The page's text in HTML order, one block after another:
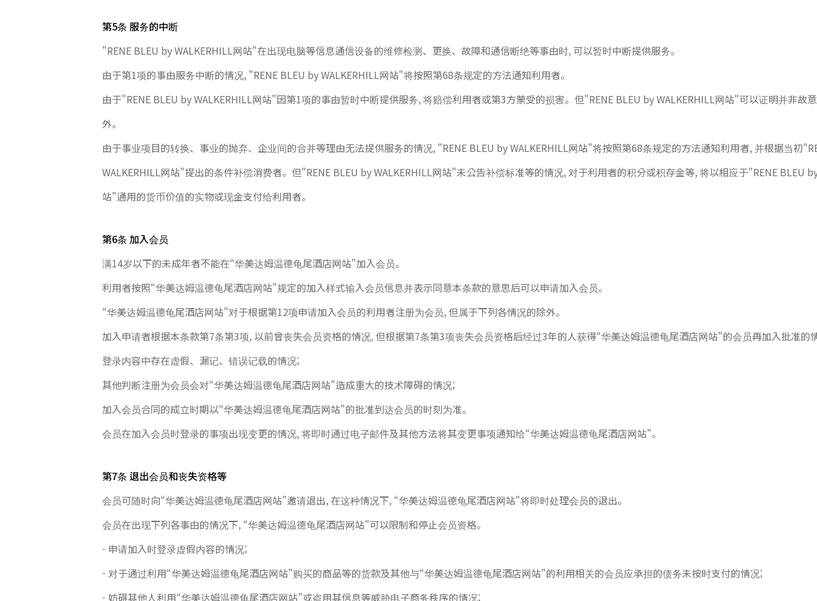
第5条 服务的中断
"RENE BLEU by WALKERHILL网站"在出现电脑等信息通信设备的维修检测、更换、故障和通信断绝等事由时, 可以暂时中断提供服务。
由于第1项的事由服务中断的情况, "RENE BLEU by WALKERHILL网站"将按照第68条规定的方法通知利用者。
由于"RENE BLEU by WALKERHILL网站"因第1项的事由暂时中断提供服务, 将赔偿利用者或第3方蒙受的损害。但"RENE BLEU by WALKERHILL网站"可以证明并非故
外。
由于事业项目的转换、事业的抛弃、企业间的合并等理由无法提供服务的情况, "RENE BLEU by WALKERHILL网站"将按照第68条规定的方法通知利用者, 并根据当初
WALKERHILL网站"提出的条件补偿消费者。但"RENE BLEU by WALKERHILL网站"未公告补偿标准等的情况, 对于利用者的积分或积存金等, 将以相应于"RENE BLEU
站"通用的货币价值的实物或现金支付给利用者。
第6条 加入会员
满14岁以下的未成年者不能在“华美达姆温德龟尾酒店网站"加入会员。
利用者按照“华美达姆温德龟尾酒店网站"规定的加入样式输入会员信息并表示同意本条款的意思后可以申请加入会员。
“华美达姆温德龟尾酒店网站"对于根据第12项申请加入会员的利用者注册为会员, 但属于下列各情况的除外。
加入申请者根据本条款第7条第3项, 以前曾丧失会员资格的情况, 但根据第7条第3项丧失会员资格后经过3年的人获得“华美达姆温德龟尾酒店网站"的会员再加入批准的
登录内容中存在虚假、漏记、错误记载的情况;
其他判断注册为会员会对“华美达姆温德龟尾酒店网站"造成重大的技术障碍的情况;
加入会员合同的成立时期以“华美达姆温德龟尾酒店网站"的批准到达会员的时刻为准。
会员在加入会员时登录的事项出现变更的情况, 将即时通过电子邮件及其他方法将其变更事项通知给“华美达姆温德龟尾酒店网站"。
第7条 退出会员和丧失资格等
会员可随时向“华美达姆温德龟尾酒店网站"邀请退出, 在这种情况下, “华美达姆温德龟尾酒店网站"将即时处理会员的退出。
会员在出现下列各事由的情况下, “华美达姆温德龟尾酒店网站"可以限制和停止会员资格。
- 申请加入时登录虚假内容的情况;
- 对于通过利用“华美达姆温德龟尾酒店网站"购买的商品等的货款及其他与“华美达姆温德龟尾酒店网站"的利用相关的会员应承担的债务未按时支付的情况;
- 妨碍其他人利用“华美达姆温德龟尾酒店网站”或盗用其信息等威胁电子商务秩序的情况;